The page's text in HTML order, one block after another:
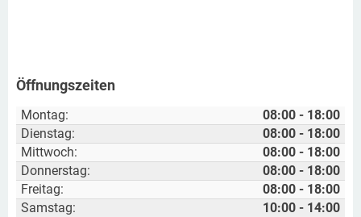
Öffnungszeiten
Montag:
08:00 - 18:00
Dienstag:
08:00 - 18:00
Mittwoch:
08:00 - 18:00
Donnerstag:
08:00 - 18:00
Freitag:
08:00 - 18:00
Samstag:
10:00 - 14:00